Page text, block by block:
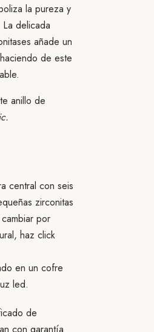
la pureza y
delicada
añade un
de este
anillo de
central con seis
zirconitas
por
haz click
en un cofre
led.
de